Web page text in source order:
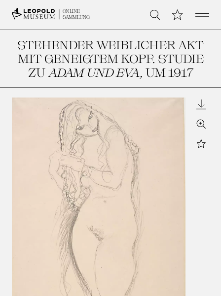
ONLINE
SAMMLUNG
Suche Meine Open
STEHENDER WEIBLICHER AKT
MIT GENEIGTEM KOPF. STUDIE
ZU ADAM UND EVA, UM 1917
Zoom
Star